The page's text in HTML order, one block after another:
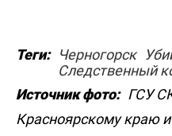
Теги: Черногорск
Следственный
Источник фото: ГСУ
Красноярскому краю